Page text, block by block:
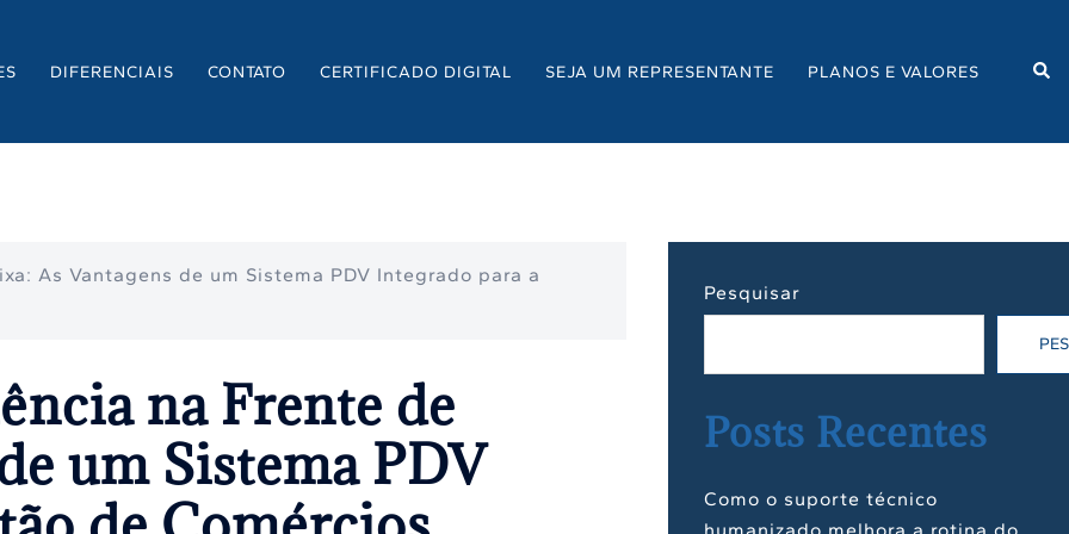
DIFERENCIAIS CONTATO CERTIFICADO DIGITAL SEJA UM REPRESENTANTE PLANOS E VALORES
As Vantagens de um Sistema PDV Integrado para a
na Frente de
um Sistema PDV
Pesquisar
Posts Recentes
Como o suporte técnico